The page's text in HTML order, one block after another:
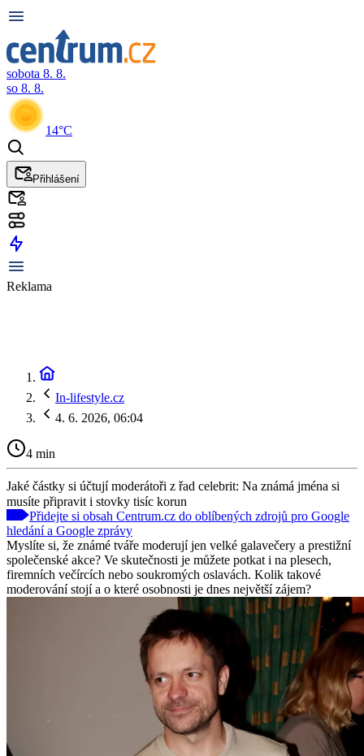
sobota 8. 8.
so 8. 8.
14°C
Přihlášení
Reklama
In-lifestyle.cz
4. 6. 2026, 06:04
4 min
Jaké částky si účtují moderátoři z řad celebrit: Na známá jména si
musíte připravit i stovky tisíc korun
Přidejte si obsah Centrum.cz do oblíbených zdrojů pro Google
hledání a Google zprávy
Myslíte si, že známé tváře moderují jen velké galavečery a prestižní
společenské akce? Ve skutečnosti je můžete potkat i na plesech,
firemních večírcích nebo soukromých oslavách. Kolik takové
moderování stojí a o které osobnosti je dnes největší zájem?